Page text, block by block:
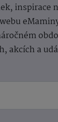
inspirace
akcích a